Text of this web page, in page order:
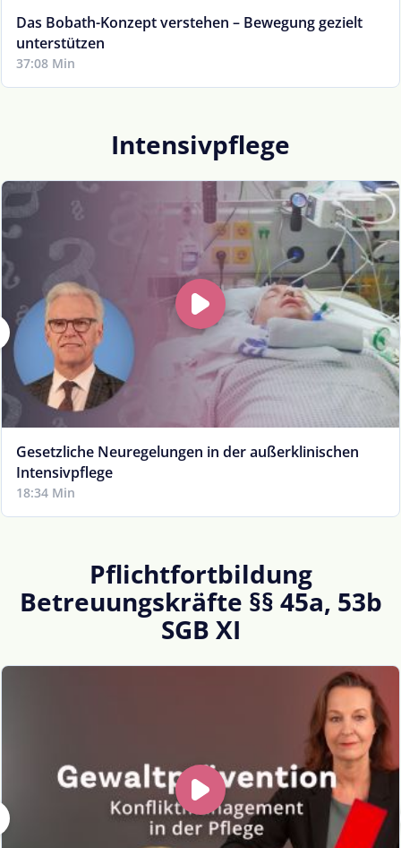
Das Bobath-Konzept verstehen – Bewegung gezielt
unterstützen
37:08 Min
Intensivpflege
Gesetzliche Neuregelungen in der außerklinischen
Intensivpflege
18:34 Min
Pflichtfortbildung
Betreuungskräfte §§ 45a, 53b
SGB XI